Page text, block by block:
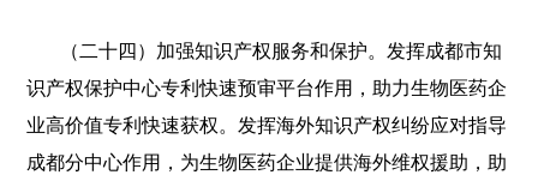
（二十四）加强知识产权服务和保护。发挥成都市知
识产权保护中心专利快速预审平台作用，助力生物医药企
业高价值专利快速获权。发挥海外知识产权纠纷应对指导
成都分中心作用，为生物医药企业提供海外维权援助，助